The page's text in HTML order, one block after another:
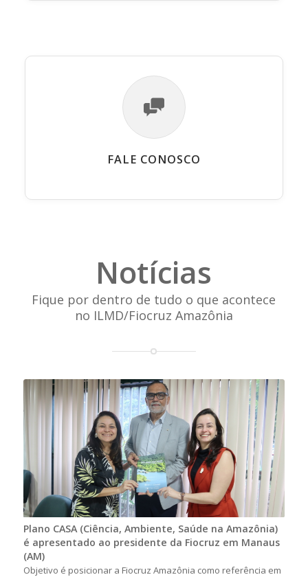
FALE CONOSCO
Notícias
Fique por dentro de tudo o que acontece
no ILMD/Fiocruz Amazônia
Plano CASA (Ciência, Ambiente, Saúde na Amazônia)
é apresentado ao presidente da Fiocruz em Manaus
(AM)
Objetivo é posicionar a Fiocruz Amazônia como referência em